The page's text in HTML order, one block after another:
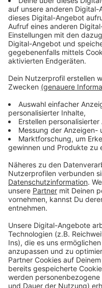
Anzeige
Einnahmen
Anzeige
Wie viel Geld
tatsächlich
viele Autofahrer zu
aus anderen Städten
halbe Million Euro
Wo der neue Blitzer
Kommune für sich. Die
gemeinsame Blitzer
zum Einsatz kommen.